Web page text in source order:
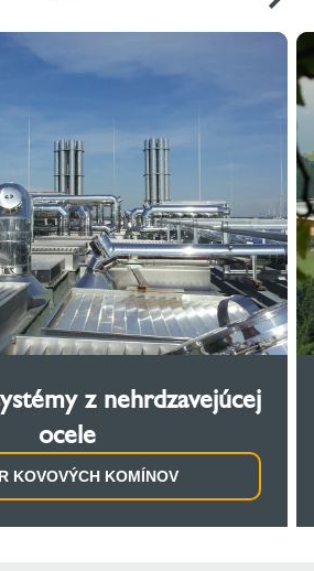
z nehrdzavejúcej
ocele
KOVOVÝCH KOMÍNOV